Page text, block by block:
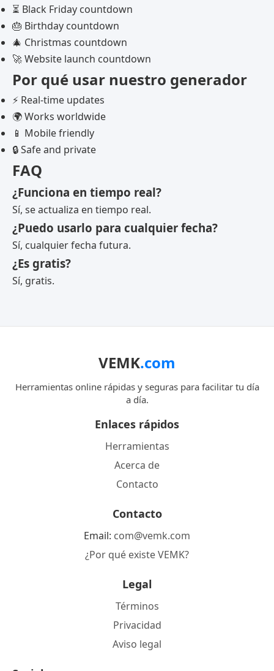
⏳ Black Friday countdown
🎂 Birthday countdown
🎄 Christmas countdown
🚀 Website launch countdown
Por qué usar nuestro generador
⚡ Real-time updates
🌍 Works worldwide
📱 Mobile friendly
🔒 Safe and private
FAQ
¿Funciona en tiempo real?
Sí, se actualiza en tiempo real.
¿Puedo usarlo para cualquier fecha?
Sí, cualquier fecha futura.
¿Es gratis?
Sí, gratis.
VEMK.com
Herramientas online rápidas y seguras para facilitar tu día
a día.
Enlaces rápidos
Herramientas
Acerca de
Contacto
Contacto
Email: com@vemk.com
¿Por qué existe VEMK?
Legal
Términos
Privacidad
Aviso legal